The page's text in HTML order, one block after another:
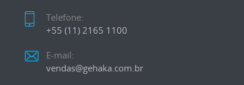
Telefone:
+55 (11) 2165 1100
E-mail:
vendas@gehaka.com.br